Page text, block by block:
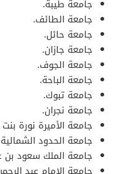
جامعة طيبة.
جامعة الطائف.
جامعة حائل.
جامعة جازان.
جامعة الجوف.
جامعة الباحة.
جامعة تبوك.
جامعة نجران.
جامعة الأميرة نورة
جامعة الحدود
جامعة الملك سعود بن